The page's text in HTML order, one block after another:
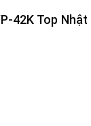
42K Top Nhật